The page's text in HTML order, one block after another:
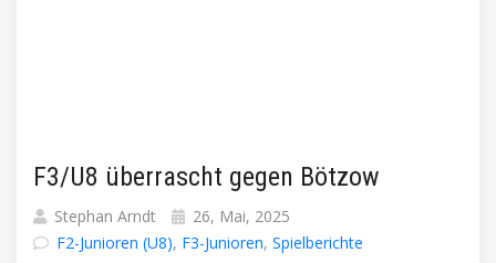
F3/U8 überrascht gegen Bötzow
Stephan Arndt
26, Mai, 2025
F2-Junioren (U8), F3-Junioren, Spielberichte